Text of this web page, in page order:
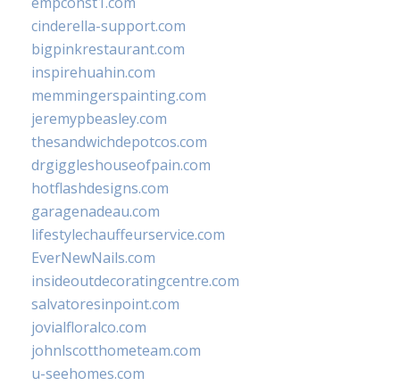
cinderella-support.com
bigpinkrestaurant.com
inspirehuahin.com
memmingerspainting.com
jeremypbeasley.com
thesandwichdepotcos.com
drgiggleshouseofpain.com
hotflashdesigns.com
garagenadeau.com
lifestylechauffeurservice.com
EverNewNails.com
insideoutdecoratingcentre.com
salvatoresinpoint.com
jovialfloralco.com
johnlscotthometeam.com
u-seehomes.com